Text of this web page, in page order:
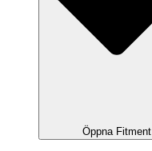
Öppna Fitment